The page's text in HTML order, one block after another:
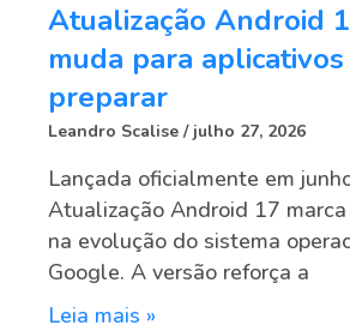
Atualização Android
muda para
preparar
Leandro Scalise julho 27, 2026
Lançada oficialmente em
Atualização Android 17
na evolução do sistema
Google. A versão reforça a
Leia mais »